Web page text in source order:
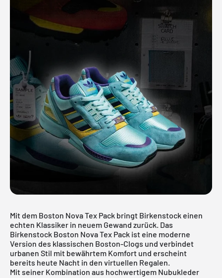
Mit dem Boston Nova Tex Pack bringt Birkenstock einen
echten Klassiker in neuem Gewand zurück. Das
Birkenstock Boston Nova Tex Pack ist eine moderne
Version des klassischen Boston-Clogs und verbindet
urbanen Stil mit bewährtem Komfort und erscheint
bereits heute Nacht in den virtuellen Regalen.
Mit seiner Kombination aus hochwertigem Nubukleder